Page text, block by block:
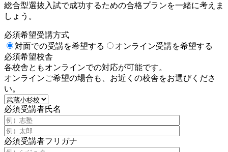
総合型選抜入試で成功するための合格プランを一緒に考えま
しょう。
必須希望受講方式
対面での受講を希望する
オンライン受講を希望する
必須希望校舎
各校舎ともオンラインでの対応が可能です。
オンラインご希望の場合も、お近くの校舎をお選びくださ
い。
必須受講者氏名
必須受講者フリガナ